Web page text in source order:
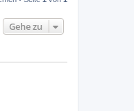
Gehe zu